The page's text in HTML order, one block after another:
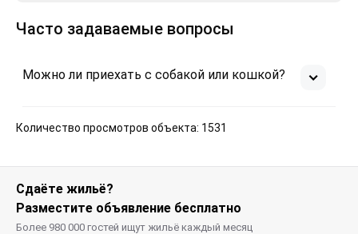
Часто задаваемые вопросы
Можно ли приехать с собакой или кошкой?
Количество просмотров объекта: 1531
Сдаёте жильё?
Разместите объявление бесплатно
Более 980 000 гостей ищут жильё каждый месяц